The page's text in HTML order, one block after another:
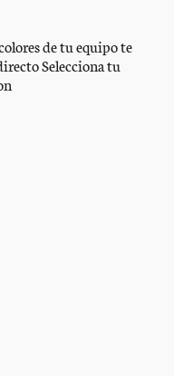
de tu equipo te
Selecciona tu
de una